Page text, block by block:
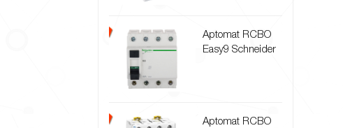
Aptomat RCBO
Easy9 Schneider
Aptomat RCBO